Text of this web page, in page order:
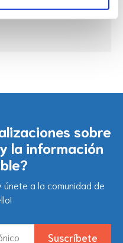
sobre
la información
a la comunidad de